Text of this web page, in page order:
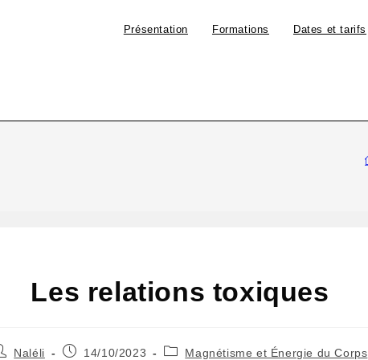
Présentation Formations Dates et tarifs
Les relations toxiques
Naléli 14/10/2023 Magnétisme et Énergie du Corps